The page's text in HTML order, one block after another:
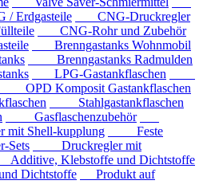
Erdgasteile
CNG-Druckregler
CNG-Rohr und Zubehör
Brenngastanks Wohnmobil
Brenngastanks Radmulden
LPG-Gastankflaschen
Komposit Gastankflaschen
Stahlgastankflaschen
Gasflaschenzubehör
Shell-kupplung
Feste
Druckregler mit
Additive, Klebstoffe und Dichtstoffe
Dichtstoffe
Produkt auf